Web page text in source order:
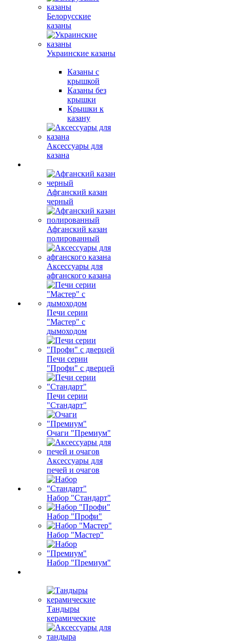
Белорусские
казаны
Украинские казаны
Казаны с
крышкой
Казаны без
крышки
Крышки к
казану
Аксессуары для
казана
Афганский казан
черный
Афганский казан
полированный
Аксессуары для
афганского казана
Печи серии
"Мастер" с
дымоходом
Печи серии
"Профи" с дверцей
Печи серии
"Стандарт"
Очаги "Премиум"
Аксессуары для
печей и очагов
Набор "Стандарт"
Набор "Профи"
Набор "Мастер"
Набор "Премиум"
Тандыры
керамические